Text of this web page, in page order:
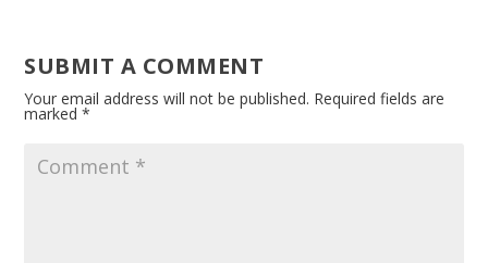
SUBMIT A COMMENT
Your email address will not be published. Required fields are
marked*